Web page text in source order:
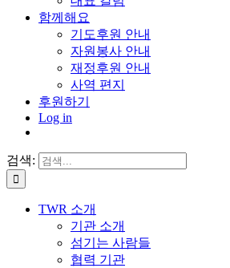
함께해요
기도후원 안내
자원봉사 안내
재정후원 안내
사역 편지
후원하기
Log in
검색:
TWR 소개
기관 소개
섬기는 사람들
협력 기관